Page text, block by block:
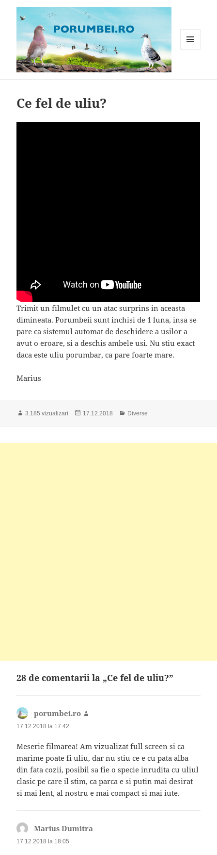
Ce fel de uliu?
Trimit un filmulet cu un atac surprins in aceasta
dimineata. Porumbeii sunt inchisi de 1 luna, insa se
pare ca sistemul automat de deschidere a usilor a
avut o eroare, si a deschis ambele usi. Nu stiu exact
daca este uliu porumbar, ca pare foarte mare.
Marius
3.185 vizualizari
Publicat
17.12.2018 Categorii
Diverse
28 de comentarii la „Ce fel de uliu?”
porumbei.ro
17.12.2018 la 17:42
Meserie filmarea! Am vizualizat full screen si ca
marime poate fi uliu, dar nu stiu ce e cu pata alba
din fata cozii, posibil sa fie o specie inrudita cu uliul
clasic pe care il stim, ca parca e si putin mai desirat
si mai lent, al nostru e mai compact si mai iute.
Marius Dumitra
17.12.2018 la 18:05